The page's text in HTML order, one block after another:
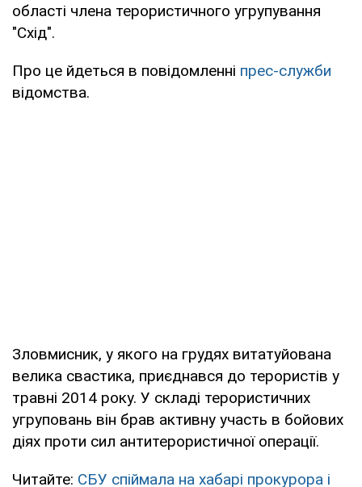
області члена терористичного угрупування
"Схід".
Про це йдеться в повідомленні прес-служби
відомства.
Зловмисник, у якого на грудях витатуйована
велика свастика, приєднався до терористів у
травні 2014 року. У складі терористичних
угруповань він брав активну участь в бойових
діях проти сил антитерористичної операції.
Читайте: СБУ спіймала на хабарі прокурора і